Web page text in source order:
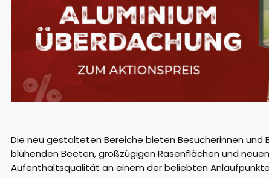
Die neu gestalteten Bereiche bieten Besucherinnen
blühenden Beeten, großzügigen Rasenflächen und
Aufenthaltsqualität an einem der beliebten